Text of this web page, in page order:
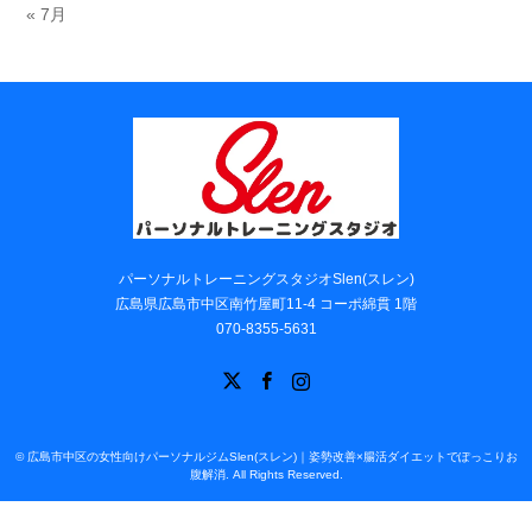
« 7月
パーソナルトレーニングスタジオSlen(スレン)
広島県広島市中区南竹屋町11-4 コーポ綿貫 1階
070-8355-5631
© 広島市中区の女性向けパーソナルジムSlen(スレン)｜姿勢改善×腸活ダイエットでぽっこりお
腹解消. All Rights Reserved.